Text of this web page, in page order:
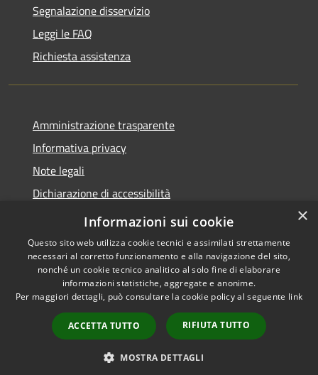
Segnalazione disservizio
Leggi le FAQ
Richiesta assistenza
Amministrazione trasparente
Informativa privacy
Note legali
Dichiarazione di accessibilità
Moduli Privacy Amministrazione trasparente
Accessibilità
Copyright © 2026 • Comune di
Limana • Powered by
Municipium•
Accesso
redazione
×
Informazioni sui cookie
Questo sito web utilizza cookie tecnici e assimilati strettamente
necessari al corretto funzionamento e alla navigazione del sito,
nonché un cookie tecnico analitico al solo fine di elaborare
informazioni statistiche, aggregate e anonime.
Per maggiori dettagli, può consultare la cookie policy al seguente link
ACCETTA TUTTO RIFIUTA TUTTO
MOSTRA DETTAGLI